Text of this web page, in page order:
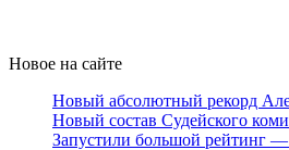
Новое на сайте
Новый абсолютный рекорд
Новый состав Судейского
Запустили большой рейтинг —